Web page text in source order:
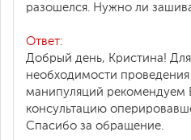
разошелся. Нужно ли
Ответ:
Добрый день, Кристина!
необходимости
манипуляций рекомендуем
консультацию
Спасибо за обращение.